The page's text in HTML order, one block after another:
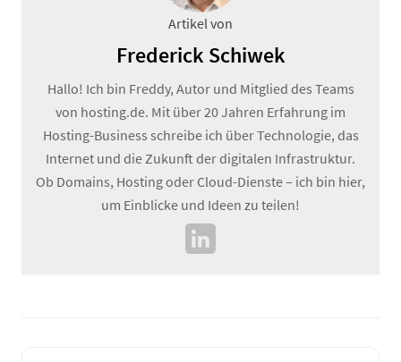
Artikel von
Frederick Schiwek
Hallo! Ich bin Freddy, Autor und Mitglied des Teams
von hosting.de. Mit über 20 Jahren Erfahrung im
Hosting-Business schreibe ich über Technologie, das
Internet und die Zukunft der digitalen Infrastruktur.
Ob Domains, Hosting oder Cloud-Dienste – ich bin hier,
um Einblicke und Ideen zu teilen!